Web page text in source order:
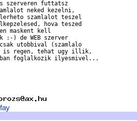
szerveren futtatsz
neked kezelni,
szamlalot teszel
hova teszed
maskent kell
:-) de WEB szerver
utobbival (szamlalo
is regen, tehat ugy illik,
foglalkozik ilyesmivel...